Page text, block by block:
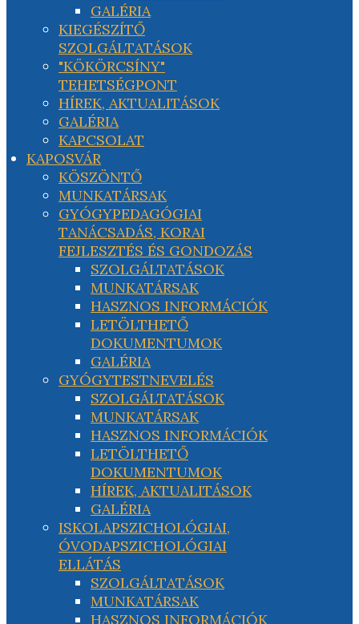
GALÉRIA
KIEGÉSZÍTŐ
SZOLGÁLTATÁSOK
"KÖKÖRCSÍNY"
TEHETSÉGPONT
HÍREK, AKTUALITÁSOK
GALÉRIA
KAPCSOLAT
KAPOSVÁR
KÖSZÖNTŐ
MUNKATÁRSAK
GYÓGYPEDAGÓGIAI
TANÁCSADÁS, KORAI
FEJLESZTÉS ÉS GONDOZÁS
SZOLGÁLTATÁSOK
MUNKATÁRSAK
HASZNOS INFORMÁCIÓK
LETÖLTHETŐ
DOKUMENTUMOK
GALÉRIA
GYÓGYTESTNEVELÉS
SZOLGÁLTATÁSOK
MUNKATÁRSAK
HASZNOS INFORMÁCIÓK
LETÖLTHETŐ
DOKUMENTUMOK
HÍREK, AKTUALITÁSOK
GALÉRIA
ISKOLAPSZICHOLÓGIAI,
ÓVODAPSZICHOLÓGIAI
ELLÁTÁS
SZOLGÁLTATÁSOK
MUNKATÁRSAK
HASZNOS INFORMÁCIÓK